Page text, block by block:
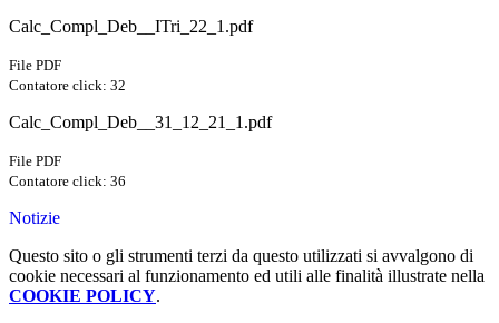
Calc_Compl_Deb__ITri_22_1.pdf
File PDF
Contatore click: 32
Calc_Compl_Deb__31_12_21_1.pdf
File PDF
Contatore click: 36
Notizie
Questo sito o gli strumenti terzi da questo utilizzati si avvalgono di
cookie necessari al funzionamento ed utili alle finalità illustrate nella
COOKIE POLICY.